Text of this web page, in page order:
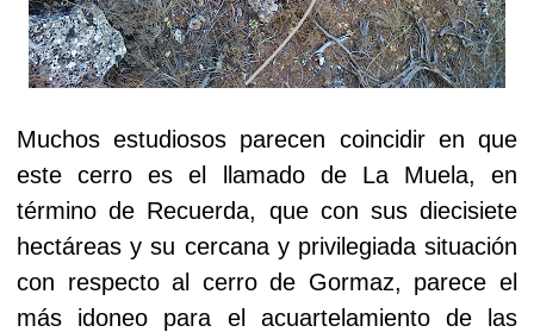
Muchos estudiosos parecen coincidir en que
este cerro es el llamado de La Muela, en
término de Recuerda, que con sus diecisiete
hectáreas y su cercana y privilegiada situación
con respecto al cerro de Gormaz, parece el
más idoneo para el acuartelamiento de las